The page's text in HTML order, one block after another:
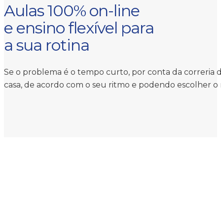
Aulas 100% on-line
e ensino flexível para
a sua rotina
Se o problema é o tempo curto, por conta da correria
casa, de acordo com o seu ritmo e podendo escolher